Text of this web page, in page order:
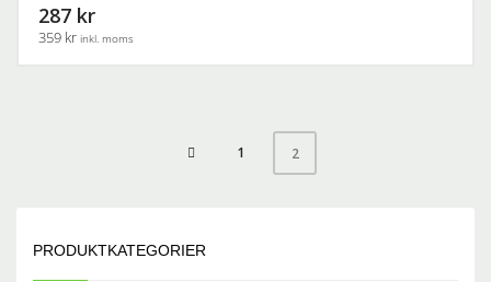
287 kr
359 kr inkl. moms
1 2
PRODUKTKATEGORIER